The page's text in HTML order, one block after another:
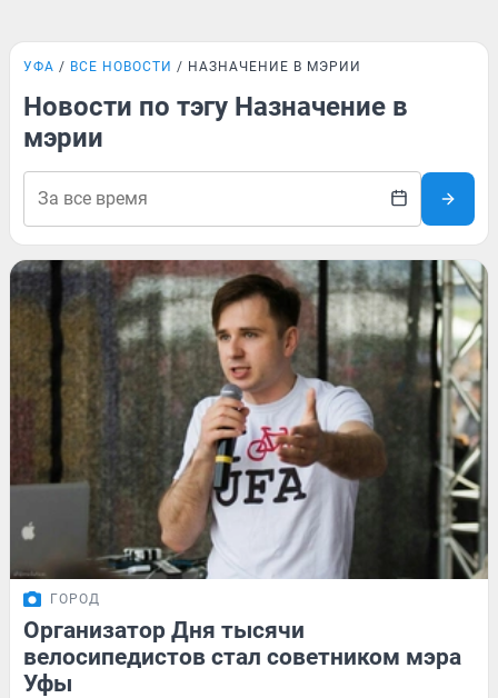
УФА ВСЕ НОВОСТИ НАЗНАЧЕНИЕ В МЭРИИ
Новости по тэгу Назначение в
мэрии
ГОРОД
Организатор Дня тысячи
велосипедистов стал советником мэра
Уфы